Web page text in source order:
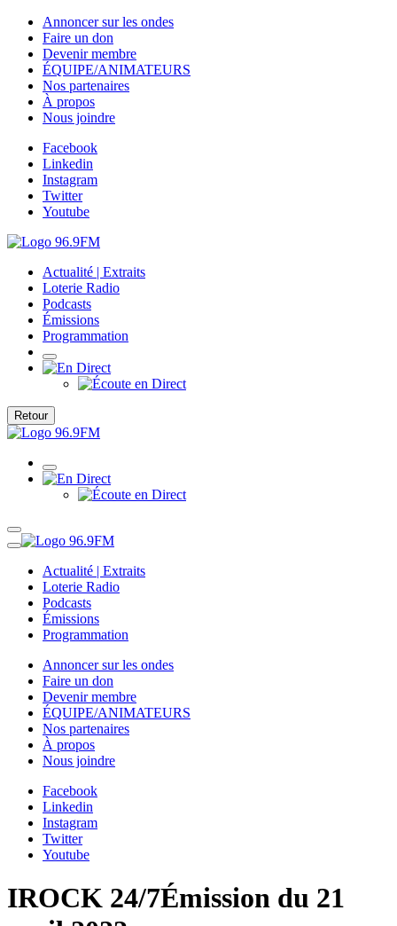
Annoncer sur les ondes
Faire un don
Devenir membre
ÉQUIPE/ANIMATEURS
Nos partenaires
À propos
Nous joindre
Facebook
Linkedin
Instagram
Twitter
Youtube
Actualité | Extraits
Loterie Radio
Podcasts
Émissions
Programmation
Retour
Actualité | Extraits
Loterie Radio
Podcasts
Émissions
Programmation
Annoncer sur les ondes
Faire un don
Devenir membre
ÉQUIPE/ANIMATEURS
Nos partenaires
À propos
Nous joindre
Facebook
Linkedin
Instagram
Twitter
Youtube
IROCK 24/7Émission du 21